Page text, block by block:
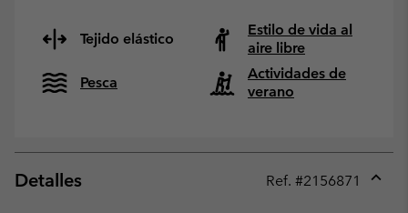
Tejido elástico
Estilo de vida al
aire libre
Pesca
Actividades de
verano
Detalles Ref. #2156871